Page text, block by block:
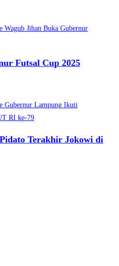
Futsal Cup 2025
Terakhir Jokowi di